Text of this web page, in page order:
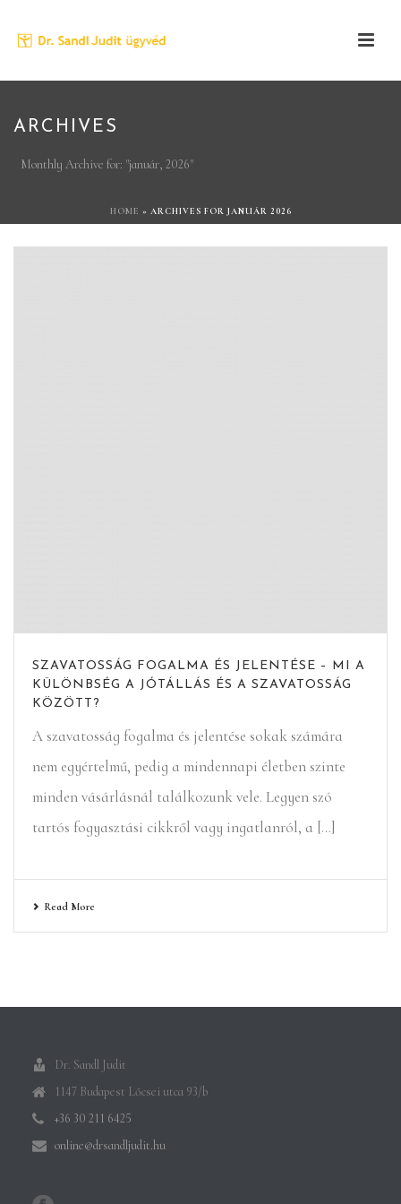
ARCHIVES
Monthly Archive for: "január, 2026"
HOME » ARCHIVES FOR JANUÁR 2026
SZAVATOSSÁG FOGALMA ÉS JELENTÉSE – MI A
KÜLÖNBSÉG A JÓTÁLLÁS ÉS A SZAVATOSSÁG
KÖZÖTT?
A szavatosság fogalma és jelentése sokak számára
nem egyértelmű, pedig a mindennapi életben szinte
minden vásárlásnál találkozunk vele. Legyen szó
tartós fogyasztási cikkről vagy ingatlanról, a [...]
Read More
Dr. Sandl Judit
1147 Budapest Lőcsei utca 93/b
+36 30 211 6425
online@drsandljudit.hu